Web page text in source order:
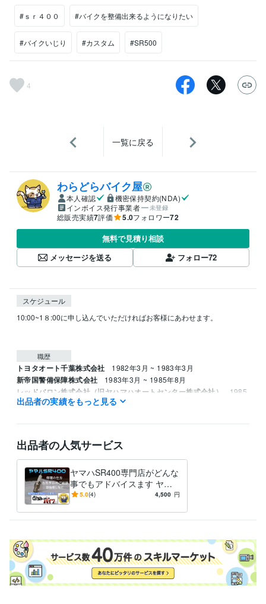
#ｓｒ４００ #バイクを整備出来るようになりたい
#バイクいじり #カスタム #SR500
4
一覧に戻る
わらどらバイク屋
本人確認
機密保持契約(NDA)
インボイス発行事業者
未登録
総販売実績7評価 5.0フォロワー72
無料で見積り相談
メッセージを送る
フォロー72
スケジュール
10:00~1８:00に申し込んでいただければお客様にあわせます。
職歴
トヨタオート千葉株式会社 1982年3月 ~ 1983年3月
新帝国警備保障株式会社 1983年3月 ~ 1985年8月
レッドバロン株式会社（旧ヤハマハオートセンター株式会社）
1985
年8月 ~ 1995年8月
資格・検定
ガソリン2級自動車整備士 取得年 : 1983年
普通自動車運転免許 取得年 : 1981年
普通自動二輪免許 取得年 : 1982年
中型自動車第一種運転免許 取得年 : 1980年
二級自動車整備士（ガソリン・ジーゼル・シャシ・二輪）
981年
ガス溶接技能者 取得年 : 1980年
得意分野
学習指導・資格・キャリア相談 オートバイの整備
学歴
出品者の実績をもっと見る
出品者の人気サービス
ヤマハSR400専門店がどんな
事でもアドバイスます ヤマ
ハSR400専門店が全面アドバ
5.0(4) 4,500 円